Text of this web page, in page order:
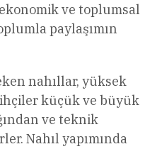
ve toplumsal
paylaşımın
nahıllar, yüksek
küçük ve büyük
ve teknik
Nahıl yapımında